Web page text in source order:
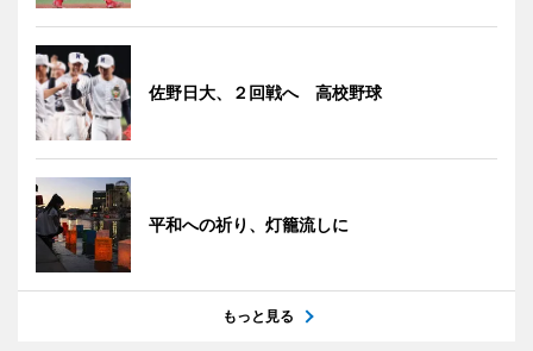
佐野日大、２回戦へ 高校野球
平和への祈り、灯籠流しに
もっと見る